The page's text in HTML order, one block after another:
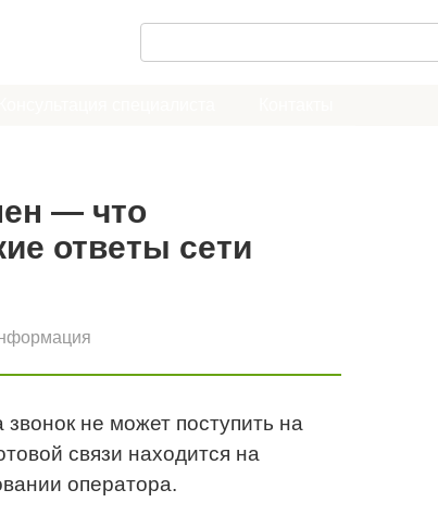
о
— что
ответы сети
звонок не может поступить на
связи находится на
оператора.